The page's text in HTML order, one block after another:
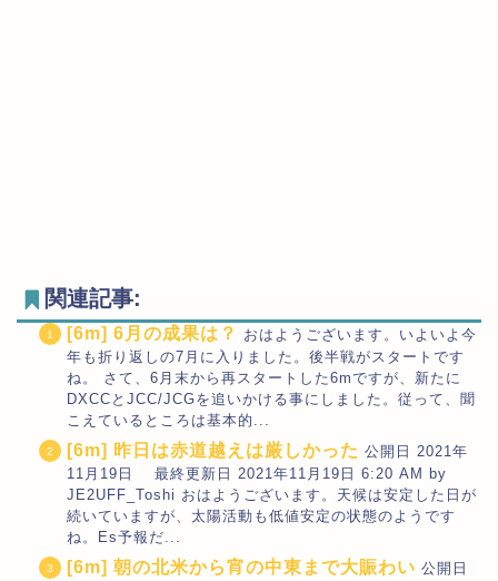
関連記事:
[6m] 6月の成果は？
おはようございます。いよいよ今
年も折り返しの7月に入りました。後半戦がスタートです
ね。 さて、6月末から再スタートした6mですが、新たに
DXCCとJCC/JCGを追いかける事にしました。従って、聞
こえているところは基本的...
[6m] 昨日は赤道越えは厳しかった 公開日 2021年
11月19日 最終更新日 2021年11月19日 6:20 AM by
JE2UFF_Toshi おはようございます。天候は安定した日が
続いていますが、太陽活動も低値安定の状態のようです
ね。Es予報だ...
[6m] 朝の北米から宵の中東まで大賑わい 公開日